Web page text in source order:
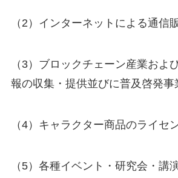
（2）インターネットによる通信
（3）ブロックチェーン産業およ
報の収集・提供並びに普及啓発事
（4）キャラクター商品のライセ
（5）各種イベント・研究会・講